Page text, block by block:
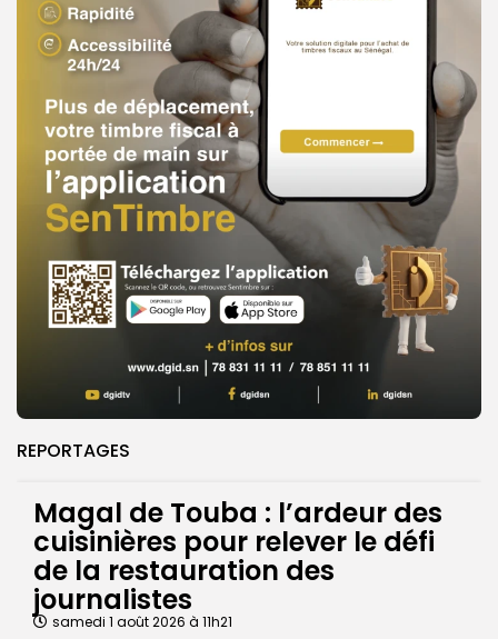
REPORTAGES
Magal de Touba : l’ardeur des
cuisinières pour relever le défi
de la restauration des
journalistes
samedi 1 août 2026 à 11h21